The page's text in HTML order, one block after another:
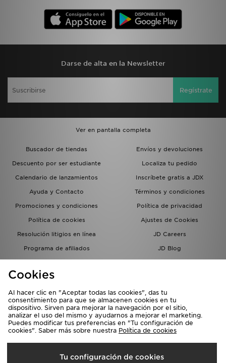
Darse de alta en la Newsletter
Regístrate
Ver en pantalla completa
Buscador de tiendas
Envíos y devoluciones
Descuento por ser estudiante
Localiza tu pedido
Calendario de lanzamientos
Inscríbete gratis a JDX
Ayuda y Contacto
Términos y condiciones
Promociones y condiciones
Política de privacidad
Política de cookies
Ajustes de Cookies
Resolución litigios en línea
JD Careers
Programa de afiliados
JD Blog
del grupo JD - Whistleblowing
Selecciona País
España
Cookies
Al hacer clic en "Aceptar todas las cookies", das tu
consentimiento para que se almacenen cookies en tu
dispositivo. Sirven para mejorar la navegación por el sitio,
analizar el uso del mismo y ayudarnos a mejorar el marketing.
Puedes modificar tus preferencias en "Tu configuración de
cookies". Saber más sobre nuestra Política de cookies
Tu configuración de cookies